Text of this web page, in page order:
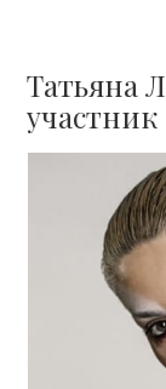
Татьяна
участник